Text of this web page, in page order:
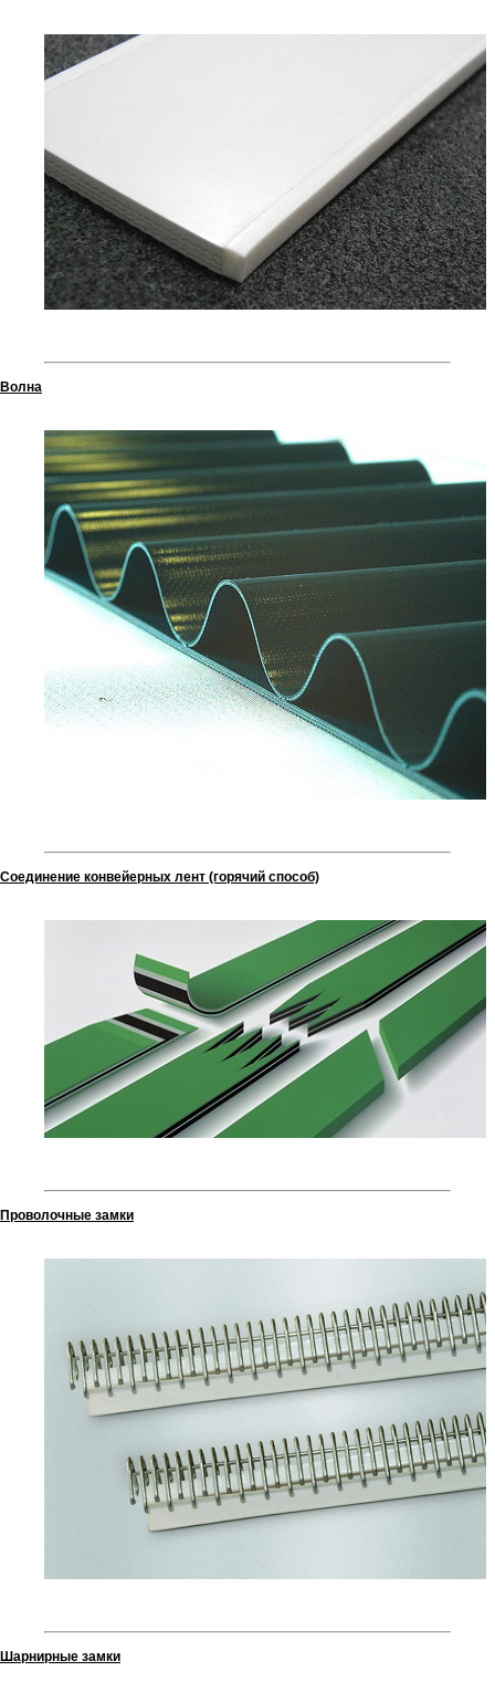
Волна
Соединение конвейерных лент (горячий способ)
Проволочные замки
Шарнирные замки